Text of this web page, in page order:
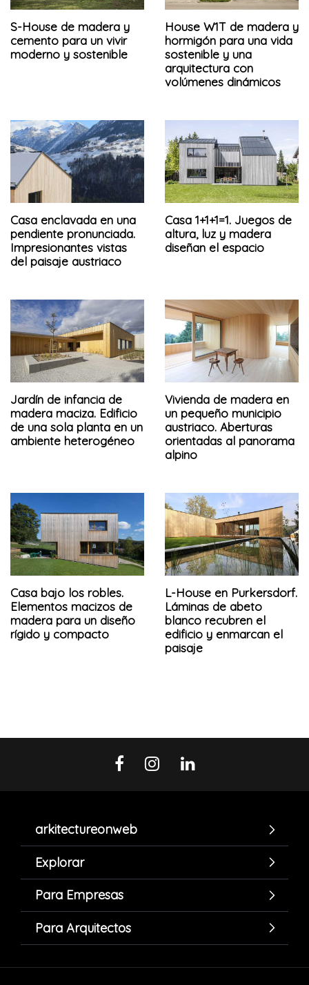
S-House de madera y
cemento para un vivir
moderno y sostenible
House W1T de madera y
hormigón para una vida
sostenible y una
arquitectura con
volúmenes dinámicos
Casa enclavada en una
pendiente pronunciada.
Impresionantes vistas
del paisaje austriaco
Casa 1+1+1=1. Juegos de
altura, luz y madera
diseñan el espacio
Jardín de infancia de
madera maciza. Edificio
de una sola planta en un
ambiente heterogéneo
Vivienda de madera en
un pequeño municipio
austriaco. Aberturas
orientadas al panorama
alpino
Casa bajo los robles.
Elementos macizos de
madera para un diseño
rígido y compacto
L-House en Purkersdorf.
Láminas de abeto
blanco recubren el
edificio y enmarcan el
paisaje
arkitectureonweb
Explorar
Para Empresas
Para Arquitectos